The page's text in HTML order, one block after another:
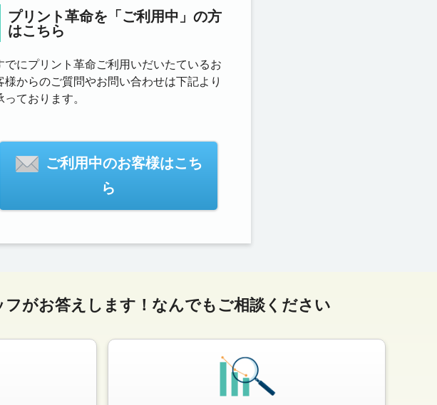
プリント革命を「ご利用中」の方
はこちら
でにプリント革命ご利用いだいたているお
様からのご質問やお問い合わせは下記より
っております。
ご利用中のお客様はこち
ら
がお答えします！ なんでもご相談ください